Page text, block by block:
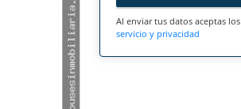
Al enviar tus datos aceptas los
servicio y privacidad